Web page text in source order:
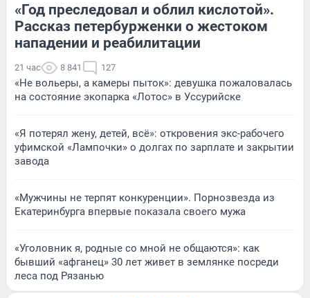
«Год преследовал и облил кислотой».
Рассказ петербурженки о жестоком
нападении и реабилитации
21 час 8 841 127
«Не вольеры, а камеры пыток»: девушка пожаловалась
на состояние экопарка «Лотос» в Уссурийске
«Я потерял жену, детей, всё»: откровения экс-рабочего
уфимской «Лампочки» о долгах по зарплате и закрытии
завода
«Мужчины не терпят конкуренции». Порнозвезда из
Екатеринбурга впервые показала своего мужа
«Уголовник я, родные со мной не общаются»: как
бывший «афганец» 30 лет живет в землянке посреди
леса под Рязанью